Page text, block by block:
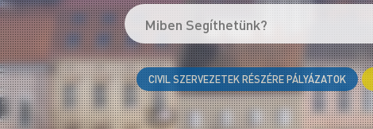
CIVIL SZERVEZETEK RÉSZÉRE PÁLYÁZATOK